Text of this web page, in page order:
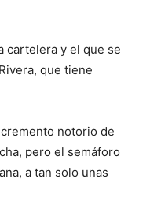
cartelera y el que se
que tiene
notorio de
pero el semáforo
a tan solo unas